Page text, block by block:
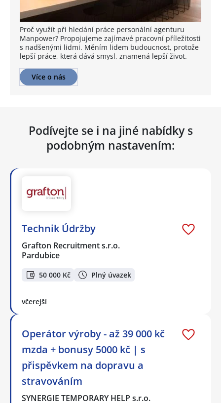
Proč využít při hledání práce personální agenturu
Manpower? Propojujeme zajímavé pracovní příležitosti
s nadšenými lidmi. Měním lidem budoucnost, protože
lepší práce, která dává smysl, znamená lepší život.
Více o nás
Podívejte se i na jiné nabídky s
podobným nastavením:
Technik Údržby
Grafton Recruitment s.r.o.
Pardubice
50 000 Kč Plný úvazek
včerejší
Operátor výroby - až 39 000 kč
mzda + bonusy 5000 kč | s
přispěvkem na dopravu a
stravováním
SYNERGIE TEMPORARY HELP s.r.o.